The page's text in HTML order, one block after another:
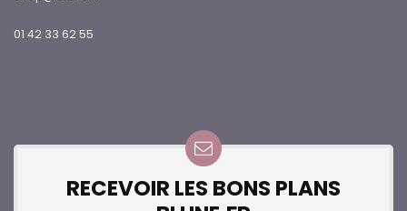
01 42 33 62 55
RECEVOIR LES BONS PLANS